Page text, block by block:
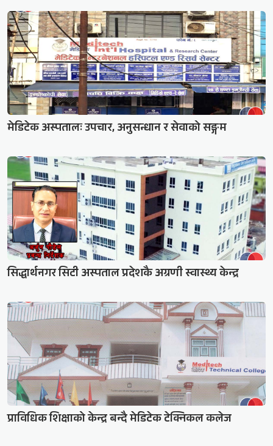
मेडिटेक अस्पतालः उपचार, अनुसन्धान र सेवाको सङ्गम
सिद्धार्थनगर सिटी अस्पताल प्रदेशकै अग्रणी स्वास्थ्य केन्द्र
प्राविधिक शिक्षाको केन्द्र बन्दै मेडिटेक टेक्निकल कलेज